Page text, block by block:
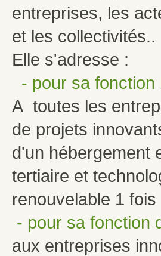
entreprises, les
et les collectivités..
Elle s'adresse :
- pour sa fonction
A toutes les
de projets
d'un hébergement
tertiaire et
renouvelable 1 fois
- pour sa fonction
aux entreprises